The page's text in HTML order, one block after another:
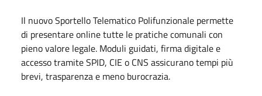
Il nuovo Sportello Telematico Polifunzionale permette
di presentare online tutte le pratiche comunali con
pieno valore legale. Moduli guidati, firma digitale e
accesso tramite SPID, CIE o CNS assicurano tempi più
brevi, trasparenza e meno burocrazia.